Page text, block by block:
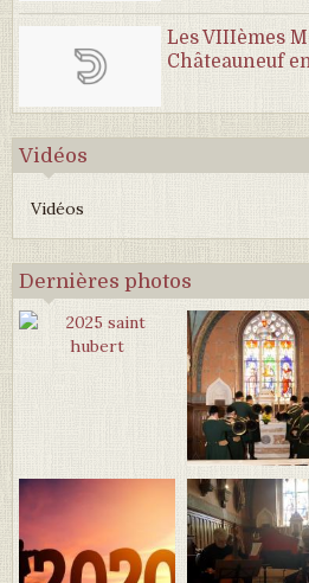
Les VIIIèmes
Châteauneuf
Vidéos
Vidéos
Dernières photos